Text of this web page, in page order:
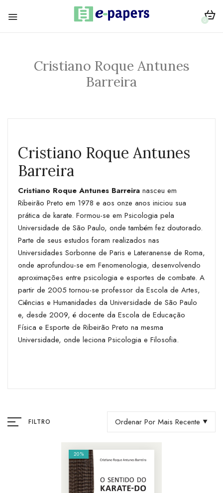
0
Cristiano Roque Antunes
Barreira
Cristiano Roque Antunes
Barreira
Cristiano Roque Antunes Barreira nasceu em
Ribeirão Preto em 1978 e aos onze anos iniciou sua
prática de karate. Formou-se em Psicologia pela
Universidade de São Paulo, onde também fez doutorado.
Parte de seus estudos foram realizados nas
Universidades Sorbonne de Paris e Lateranense de Roma,
onde aprofundou-se em Fenomenologia, desenvolvendo
aproximações entre psicologia e esportes de combate. A
partir de 2005 tornou-se professor da Escola de Artes,
Ciências e Humanidades da Universidade de São Paulo
e, desde 2009, é docente da Escola de Educação
Física e Esporte de Ribeirão Preto na mesma
Universidade, onde leciona Psicologia e Filosofia.
FILTRO Ordenar Por Mais Recente
20%